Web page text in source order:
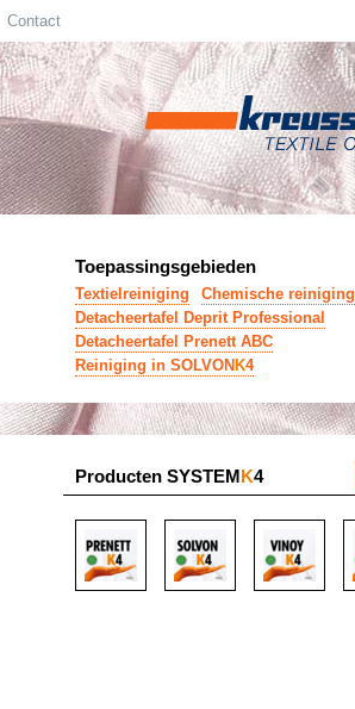
Contact
Toepassingsgebieden
Textielreiniging
Chemische reiniging
Detacheertafel Deprit Professional
Detacheertafel Prenett ABC
Reiniging in SOLVON K4
Producten SYSTEMK4
select language